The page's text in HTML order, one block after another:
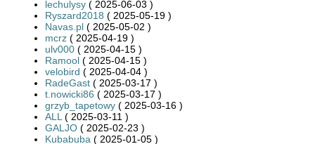
lechulysy ( 2025-06-03 )
Ryszard2018 ( 2025-05-19 )
Navas.pl ( 2025-05-02 )
mcrz ( 2025-04-19 )
ulv000 ( 2025-04-15 )
Ramool ( 2025-04-15 )
velobird ( 2025-04-04 )
RadeGast ( 2025-03-17 )
t.nowicki86 ( 2025-03-17 )
grzyb_tapetowy ( 2025-03-16 )
ALL ( 2025-03-11 )
GALJO ( 2025-02-23 )
Kubabuba ( 2025-01-05 )